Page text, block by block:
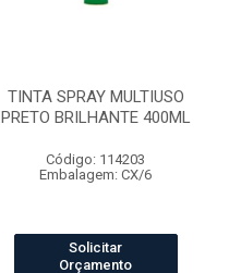
TINTA SPRAY MULTIUSO
PRETO BRILHANTE 400ML
Código: 114203
Embalagem: CX/6
Solicitar
Orçamento